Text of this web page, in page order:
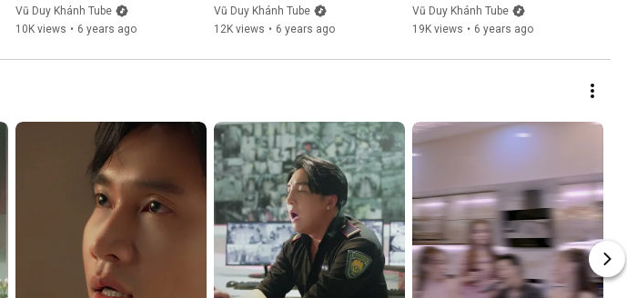
2019 Phần 4/21 )
Vũ Duy Khánh Tube
10K views • 6 years ago
LiveShow Vũ Duy Khánh
2019 Phần 5/21 )
Vũ Duy Khánh Tube
12K views • 6 years ago
LiveShow Vũ Duy Khánh
2019 Phần 6/21 )
Vũ Duy Khánh Tube
19K views • 6 years ago